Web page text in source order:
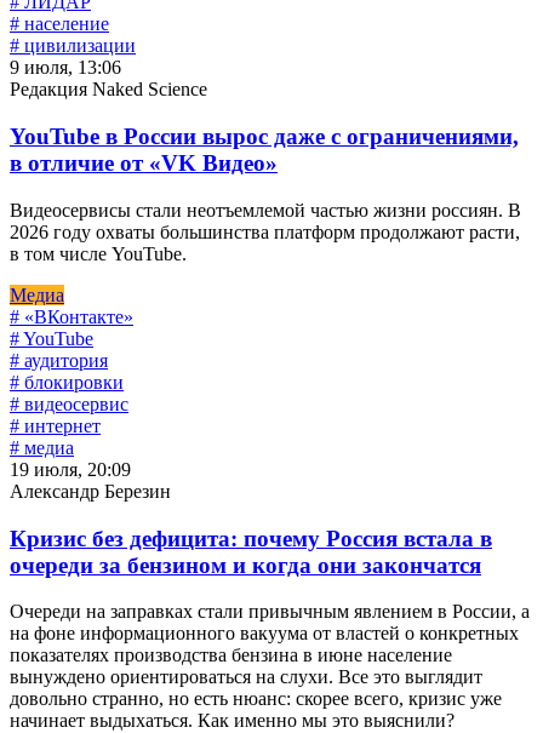
# население
# цивилизации
9 июля, 13:06
Редакция Naked Science
YouTube в России вырос даже с ограничениями,
в отличие от «VK Видео»
Видеосервисы стали неотъемлемой частью жизни россиян. В
2026 году охваты большинства платформ продолжают расти,
в том числе YouTube.
Медиа
# «ВКонтакте»
# YouTube
# аудитория
# блокировки
# видеосервис
# интернет
# медиа
19 июля, 20:09
Александр Березин
Кризис без дефицита: почему Россия встала в
очереди за бензином и когда они закончатся
Очереди на заправках стали привычным явлением в России, а
на фоне информационного вакуума от властей о конкретных
показателях производства бензина в июне население
вынуждено ориентироваться на слухи. Все это выглядит
довольно странно, но есть нюанс: скорее всего, кризис уже
начинает выдыхаться. Как именно мы это выяснили?